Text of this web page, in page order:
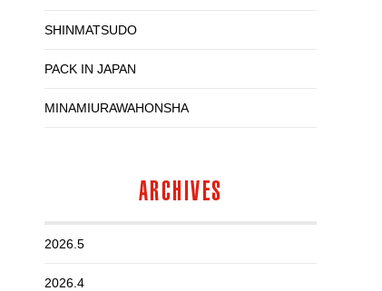
SHINMATSUDO
PACK IN JAPAN
MINAMIURAWAHONSHA
ARCHIVES
2026.5
2026.4